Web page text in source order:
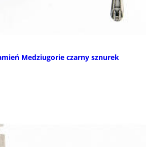
Medziugorie czarny sznurek